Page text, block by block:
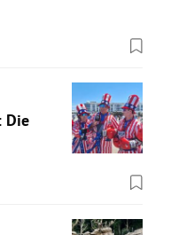
Die